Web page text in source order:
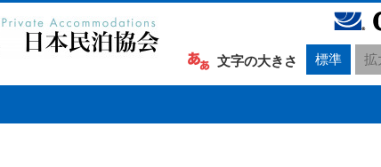
文字の大きさ 標準 拡